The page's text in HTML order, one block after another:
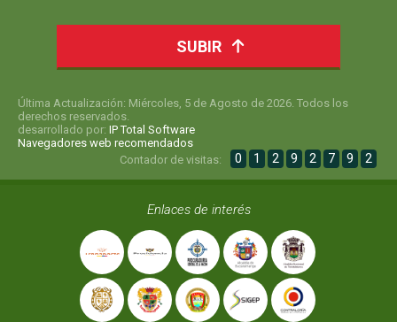
SUBIR
Última Actualización: Miércoles, 5 de Agosto de 2026. Todos los
derechos reservados.
desarrollado por: IP Total Software
Navegadores web recomendados
Contador de visitas:
0 1 2 9 2 7 9 2
Enlaces de interés